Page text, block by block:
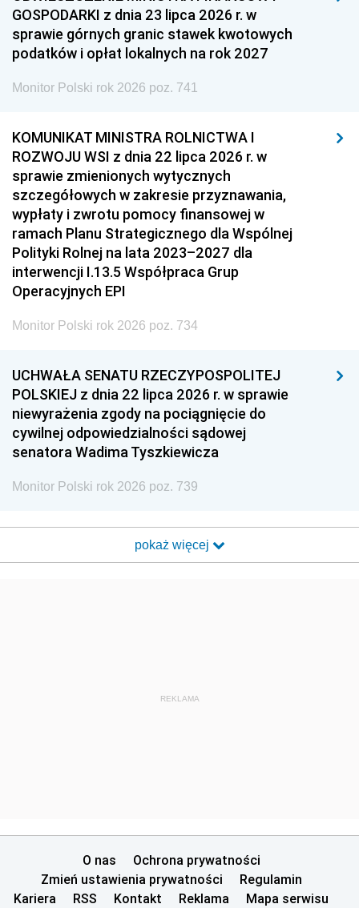
GOSPODARKI z dnia 23 lipca 2026 r. w
sprawie górnych granic stawek kwotowych
podatków i opłat lokalnych na rok 2027
Monitor Polski rok 2026 poz. 741
KOMUNIKAT MINISTRA ROLNICTWA I
ROZWOJU WSI z dnia 22 lipca 2026 r. w
sprawie zmienionych wytycznych
szczegółowych w zakresie przyznawania,
wypłaty i zwrotu pomocy finansowej w
ramach Planu Strategicznego dla Wspólnej
Polityki Rolnej na lata 2023–2027 dla
interwencji I.13.5 Współpraca Grup
Operacyjnych EPI
Monitor Polski rok 2026 poz. 734
UCHWAŁA SENATU RZECZYPOSPOLITEJ
POLSKIEJ z dnia 22 lipca 2026 r. w sprawie
niewyrażenia zgody na pociągnięcie do
cywilnej odpowiedzialności sądowej
senatora Wadima Tyszkiewicza
Monitor Polski rok 2026 poz. 739
pokaż więcej
REKLAMA
O nas
Ochrona prywatności
Zmień ustawienia prywatności
Regulamin
Kariera
RSS Kontakt Reklama Mapa serwisu